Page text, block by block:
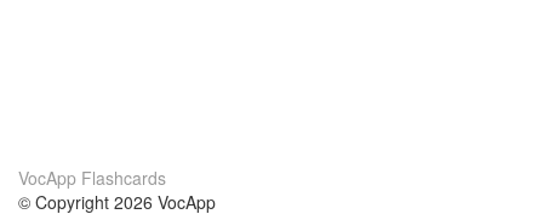
VocApp Flashcards
© Copyright 2026 VocApp